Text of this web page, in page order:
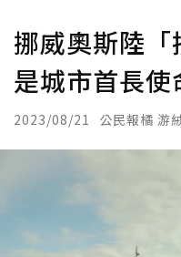
挪威奧斯陸「
是城市首長使
2023/08/21 公民報橘 游